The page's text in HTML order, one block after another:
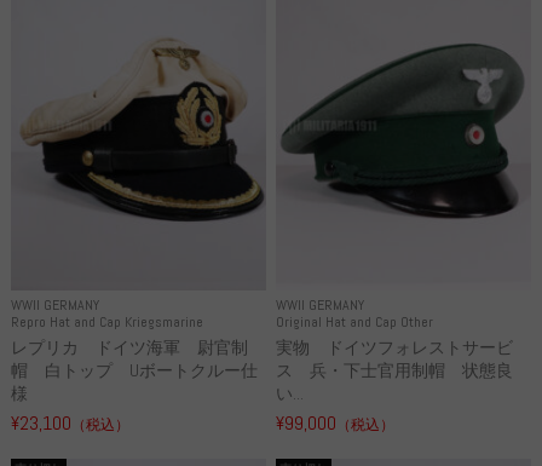
WWII GERMANY
Repro Hat and Cap Kriegsmarine
レプリカ ドイツ海軍 尉官制
帽 白トップ Uボートクルー仕
様
¥23,100 （税込）
WWII GERMANY
Original Hat and Cap Other
実物 ドイツフォレストサービ
ス 兵・下士官用制帽 状態良
い...
¥99,000 （税込）